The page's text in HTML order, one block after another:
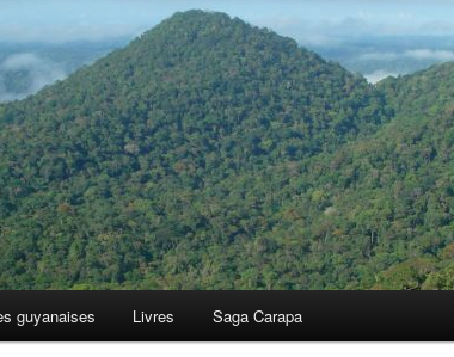
guyanaises Livres Saga Carapa